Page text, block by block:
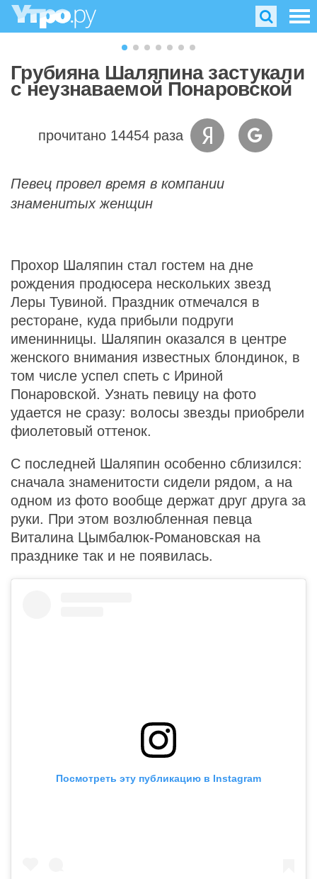
Грубияна Шаляпина застукали
с неузнаваемой Понаровской
прочитано 14454 раза
Певец провел время в компании
знаменитых женщин
Прохор Шаляпин стал гостем на дне
рождения продюсера нескольких звезд
Леры Тувиной. Праздник отмечался в
ресторане, куда прибыли подруги
именинницы. Шаляпин оказался в центре
женского внимания известных блондинок, в
том числе успел спеть с Ириной
Понаровской. Узнать певицу на фото
удается не сразу: волосы звезды приобрели
фиолетовый оттенок.
С последней Шаляпин особенно сблизился:
сначала знаменитости сидели рядом, а на
одном из фото вообще держат друг друга за
руки. При этом возлюбленная певца
Виталина Цымбалюк-Романовская на
празднике так и не появилась.
Посмотреть эту публикацию в Instagram